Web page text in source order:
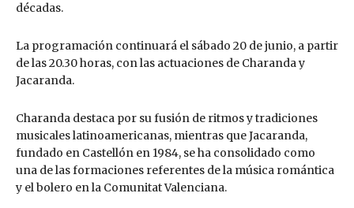
décadas.
La programación continuará el sábado 20 de junio, a partir
de las 20.30 horas, con las actuaciones de Charanda y
Jacaranda.
Charanda destaca por su fusión de ritmos y tradiciones
musicales latinoamericanas, mientras que Jacaranda,
fundado en Castellón en 1984, se ha consolidado como
una de las formaciones referentes de la música romántica
y el bolero en la Comunitat Valenciana.